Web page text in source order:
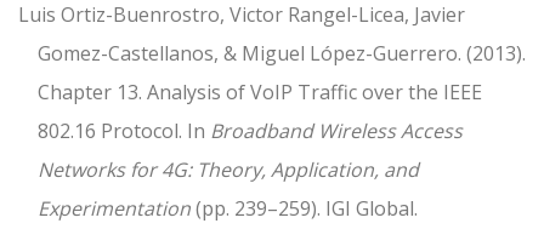
Luis Ortiz-Buenrostro, Victor Rangel-Licea, Javier
Gomez-Castellanos, & Miguel López-Guerrero. (2013).
Chapter 13. Analysis of VoIP Traffic over the IEEE
802.16 Protocol. In Broadband Wireless Access
Networks for 4G: Theory, Application, and
Experimentation(pp. 239–259). IGI Global.